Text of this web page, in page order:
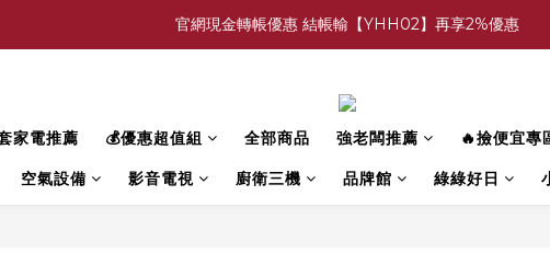
買多件家電找強老闆，比百貨公司更划算 >>
官網現金轉帳優惠 結帳輸【YHH02】再享2%優惠
家電推薦 💰優惠超值組 全部商品 強老闆推薦 🔥撿便宜專
空氣設備 影音電視 廚衛三機 品牌館 綠綠好日